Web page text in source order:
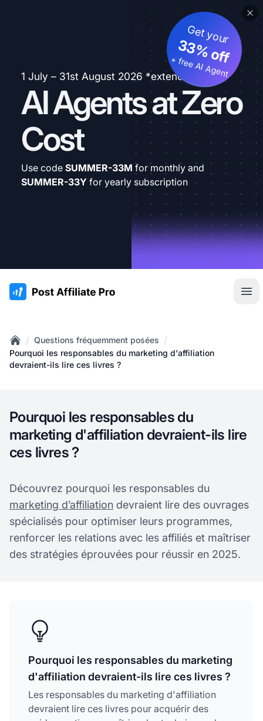
1 July – 31st August 2026 *extended
AI Agents at Zero
Cost
Get your
33% off
+ free AI Agent
Use code SUMMER-33M for monthly and
SUMMER-33Y for yearly subscription
:site.title
Home
/ Questions fréquemment posées /
Pourquoi les responsables du marketing d'affiliation
devraient-ils lire ces livres ?
Pourquoi les responsables du
marketing d'affiliation devraient-ils lire
ces livres ?
Découvrez pourquoi les responsables du
marketing d’affiliation devraient lire des ouvrages
spécialisés pour optimiser leurs programmes,
renforcer les relations avec les affiliés et maîtriser
des stratégies éprouvées pour réussir en 2025.
Pourquoi les responsables du marketing
d'affiliation devraient-ils lire ces livres ?
Les responsables du marketing d'affiliation
devraient lire ces livres pour acquérir des